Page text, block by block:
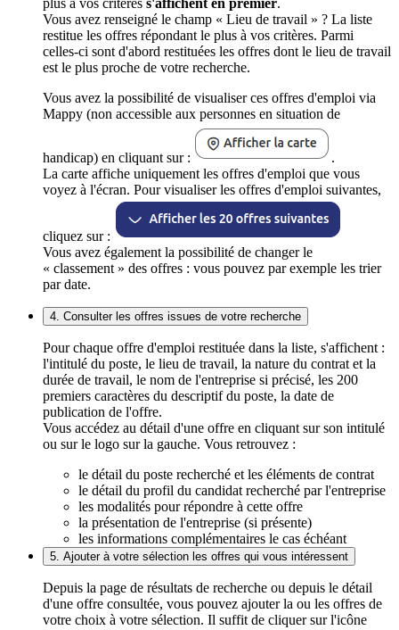
plus à vos critères s'affichent en premier.
Vous avez renseigné le champ « Lieu de travail » ? La liste
restitue les offres répondant le plus à vos critères. Parmi
celles-ci sont d'abord restituées les offres dont le lieu de travail
est le plus proche de votre recherche.
Vous avez la possibilité de visualiser ces offres d'emploi via
Mappy (non accessible aux personnes en situation de
handicap) en cliquant sur :
.
La carte affiche uniquement les offres d'emploi que vous
voyez à l'écran. Pour visualiser les offres d'emploi suivantes,
cliquez sur :
Vous avez également la possibilité de changer le
« classement » des offres : vous pouvez par exemple les trier
par date.
4. Consulter les offres issues de votre recherche
Pour chaque offre d'emploi restituée dans la liste, s'affichent :
l'intitulé du poste, le lieu de travail, la nature du contrat et la
durée de travail, le nom de l'entreprise si précisé, les 200
premiers caractères du descriptif du poste, la date de
publication de l'offre.
Vous accédez au détail d'une offre en cliquant sur son intitulé
ou sur le logo sur la gauche. Vous retrouvez :
le détail du poste recherché et les éléments de contrat
le détail du profil du candidat recherché par l'entreprise
les modalités pour répondre à cette offre
la présentation de l'entreprise (si présente)
les informations complémentaires le cas échéant
5. Ajouter à votre sélection les offres qui vous intéressent
Depuis la page de résultats de recherche ou depuis le détail
d'une offre consultée, vous pouvez ajouter la ou les offres de
votre choix à votre sélection. Il suffit de cliquer sur l'icône